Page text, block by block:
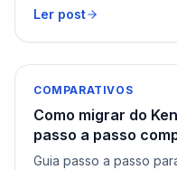
Ler post
COMPARATIVOS
Como migrar do
passo a passo
Guia passo a passo